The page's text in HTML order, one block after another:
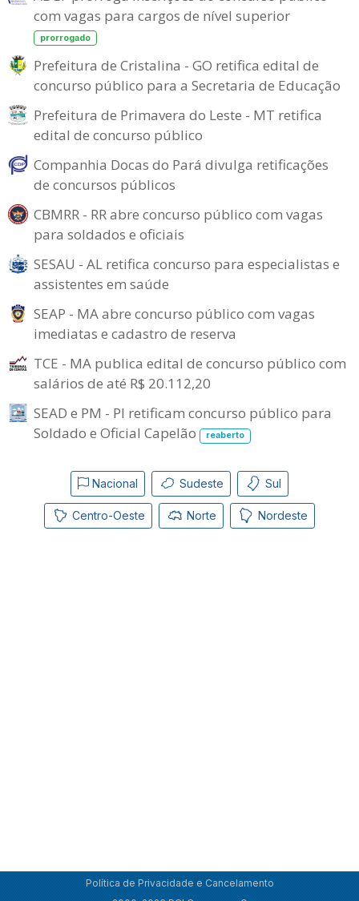
com vagas para cargos de nível superior
prorrogado
Prefeitura de Cristalina - GO retifica edital de
concurso público para a Secretaria de Educação
Prefeitura de Primavera do Leste - MT retifica
edital de concurso público
Companhia Docas do Pará divulga retificações
de concursos públicos
CBMRR - RR abre concurso público com vagas
para soldados e oficiais
SESAU - AL retifica concurso para especialistas e
assistentes em saúde
SEAP - MA abre concurso público com vagas
imediatas e cadastro de reserva
TCE - MA publica edital de concurso público com
salários de até R$ 20.112,20
SEAD e PM - PI retificam concurso público para
Soldado e Oficial Capelão
reaberto
Nacional Sudeste Sul
Centro-Oeste Norte Nordeste
Política de Privacidade e Cancelamento